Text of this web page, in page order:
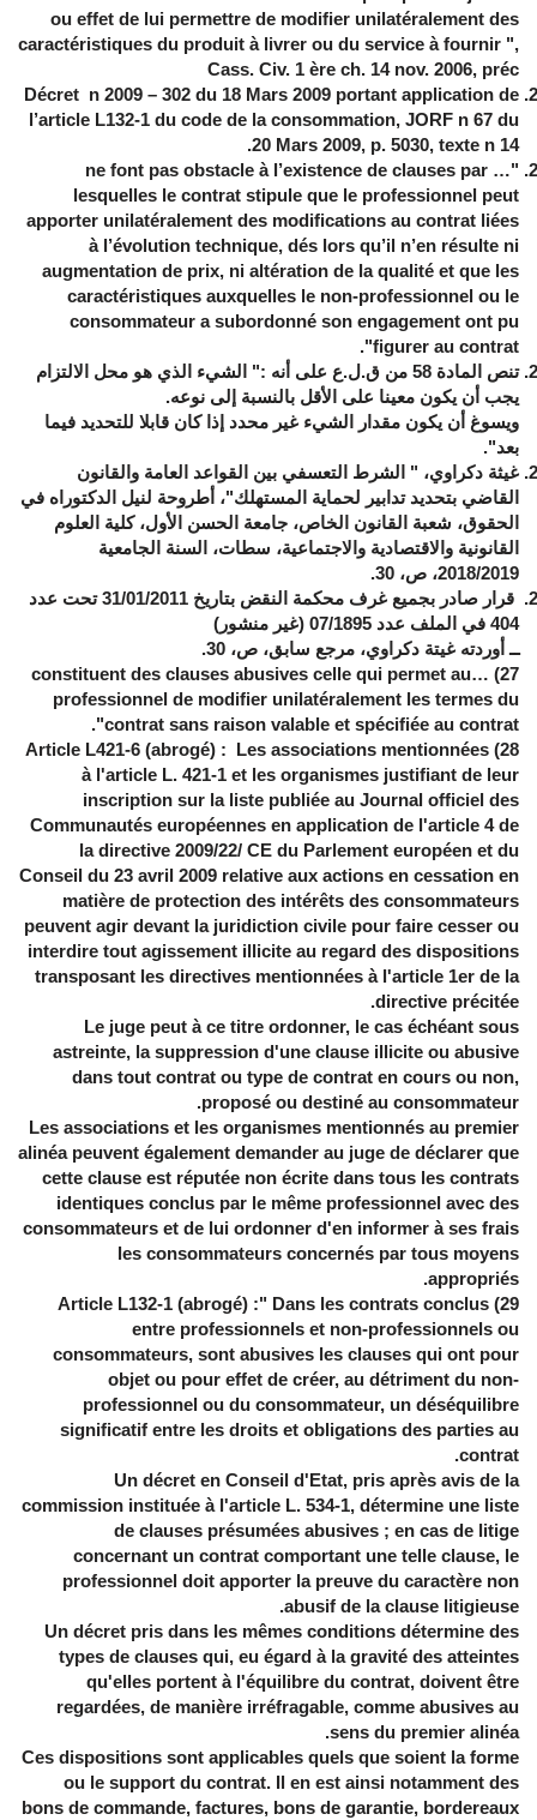
ou effet de lui permettre de modifier unilatéralement des
caractéristiques du produit à livrer ou du service à fournir ",
Cass. Civ. 1 ère ch. 14 nov. 2006, préc
Décret n 2009 – 302 du 18 Mars 2009 portant application de
l’article L132-1 du code de la consommation, JORF n 67 du
20 Mars 2009, p. 5030, texte n 14.
"
… ne font pas obstacle à l’existence de clauses par
lesquelles le contrat stipule que le professionnel peut
apporter unilatéralement des modifications au contrat liées
à l’évolution technique, dés lors qu’il n’en résulte ni
augmentation de prix, ni altération de la qualité et que les
caractéristiques auxquelles le non-professionnel ou le
consommateur a subordonné son engagement ont pu
figurer au contrat
"
.
تنص المادة 58 من ق.ل.ع على أنه :" الشيء الذي هو محل الالتزام
يجب أن يكون معينا على الأقل بالنسبة إلى نوعه.
ويسوغ أن يكون مقدار الشيء غير محدد إذا كان قابلا للتحديد فيما
بعد".
غيثة دكراوي، " الشرط التعسفي بين القواعد العامة والقانون
القاضي بتحديد تدابير لحماية المستهلك"، أطروحة لنيل الدكتوراه في
الحقوق، شعبة القانون الخاص، جامعة الحسن الأول، كلية العلوم
القانونية والاقتصادية والاجتماعية، سطات، السنة الجامعية
2018/2019، ص، 30.
قرار صادر بجميع غرف محكمة النقض بتاريخ 31/01/2011 تحت عدد
404 في الملف عدد 07/1895 (غير منشور)
ــ أوردته غيتة دكراوي، مرجع سابق، ص، 30.
27
)
…constituent des clauses abusives celle qui permet au
professionnel de modifier unilatéralement les termes du
contrat sans raison valable et spécifiée au contrat
"
.
28
)
Article L421-6 (abrogé) : Les associations mentionnées
à l'article L. 421-1 et les organismes justifiant de leur
inscription sur la liste publiée au Journal officiel des
Communautés européennes en application de l'article 4 de
la directive 2009/22/ CE du Parlement européen et du
Conseil du 23 avril 2009 relative aux actions en cessation en
matière de protection des intérêts des consommateurs
peuvent agir devant la juridiction civile pour faire cesser ou
interdire tout agissement illicite au regard des dispositions
transposant les directives mentionnées à l'article 1er de la
directive précitée.
Le juge peut à ce titre ordonner, le cas échéant sous
astreinte, la suppression d'une clause illicite ou abusive
dans tout contrat ou type de contrat en cours ou non,
proposé ou destiné au consommateur.
Les associations et les organismes mentionnés au premier
alinéa peuvent également demander au juge de déclarer que
cette clause est réputée non écrite dans tous les contrats
identiques conclus par le même professionnel avec des
consommateurs et de lui ordonner d'en informer à ses frais
les consommateurs concernés par tous moyens
appropriés.
29)
" Dans les contrats conclus
entre professionnels et non-professionnels ou
consommateurs, sont abusives les clauses qui ont pour
objet ou pour effet de créer, au détriment du non-
professionnel ou du consommateur, un déséquilibre
significatif entre les droits et obligations des parties au
contrat.
Un décret en Conseil d'Etat, pris après avis de la
commission instituée à l'article L. 534-1, détermine une liste
de clauses présumées abusives ; en cas de litige
concernant un contrat comportant une telle clause, le
professionnel doit apporter la preuve du caractère non
abusif de la clause litigieuse.
Un décret pris dans les mêmes conditions détermine des
types de clauses qui, eu égard à la gravité des atteintes
qu'elles portent à l'équilibre du contrat, doivent être
regardées, de manière irréfragable, comme abusives au
sens du premier alinéa.
Ces dispositions sont applicables quels que soient la forme
ou le support du contrat. Il en est ainsi notamment des
bons de commande, factures, bons de garantie, bordereaux